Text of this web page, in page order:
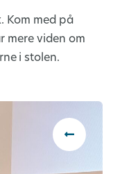
Kom med på
mere viden om
i stolen.